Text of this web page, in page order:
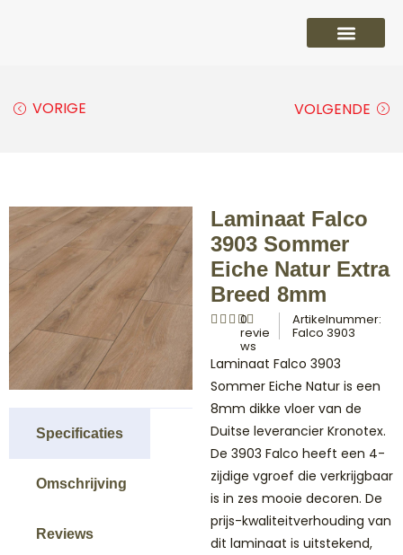
VORIGE VOLGENDE
Specificaties
Omschrijving
Reviews
Laminaat Falco
3903 Sommer
Eiche Natur Extra
Breed 8mm
0
revie
ws
Artikelnummer:
Falco 3903
Laminaat Falco 3903
Sommer Eiche Natur is een
8mm dikke vloer van de
Duitse leverancier Kronotex.
De 3903 Falco heeft een 4-
zijdige vgroef die verkrijgbaar
is in zes mooie decoren. De
prijs-kwaliteitverhouding van
dit laminaat is uitstekend,